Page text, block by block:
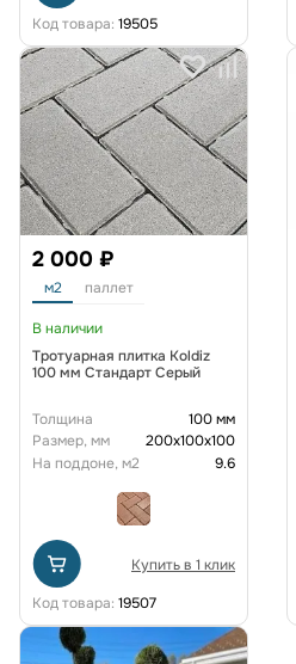
Код товара: 19505
2 000 ₽
м2 паллет
В наличии
Тротуарная плитка Koldiz
100 мм Стандарт Серый
Толщина
100 мм
Размер, мм
200х100х100
На поддоне, м2
9.6
Купить в 1 клик
Код товара: 19507